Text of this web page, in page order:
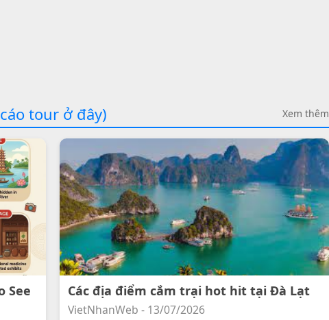
tour ở đây) Xem thêm
See
Các địa điểm cắm trại hot hit tại Đà Lạt
VietNhanWeb - 13/07/2026